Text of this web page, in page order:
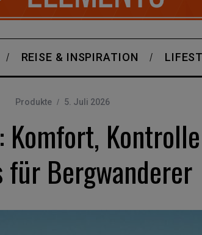
REISE & INSPIRATION
Produkte 5. Juli 2026
Komfort,
für Bergwanderer